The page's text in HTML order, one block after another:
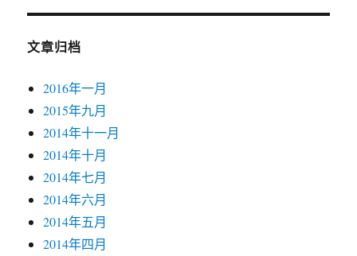
文章归档
2016年一月
2015年九月
2014年十一月
2014年十月
2014年七月
2014年六月
2014年五月
2014年四月